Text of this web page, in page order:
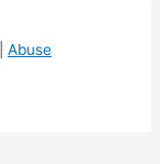
Abuse